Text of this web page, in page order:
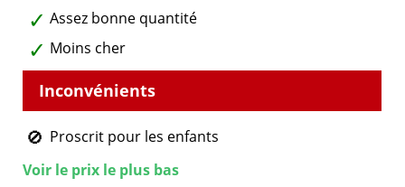
Assez bonne quantité
Moins cher
Proscrit pour les enfants
Voir le prix le plus bas